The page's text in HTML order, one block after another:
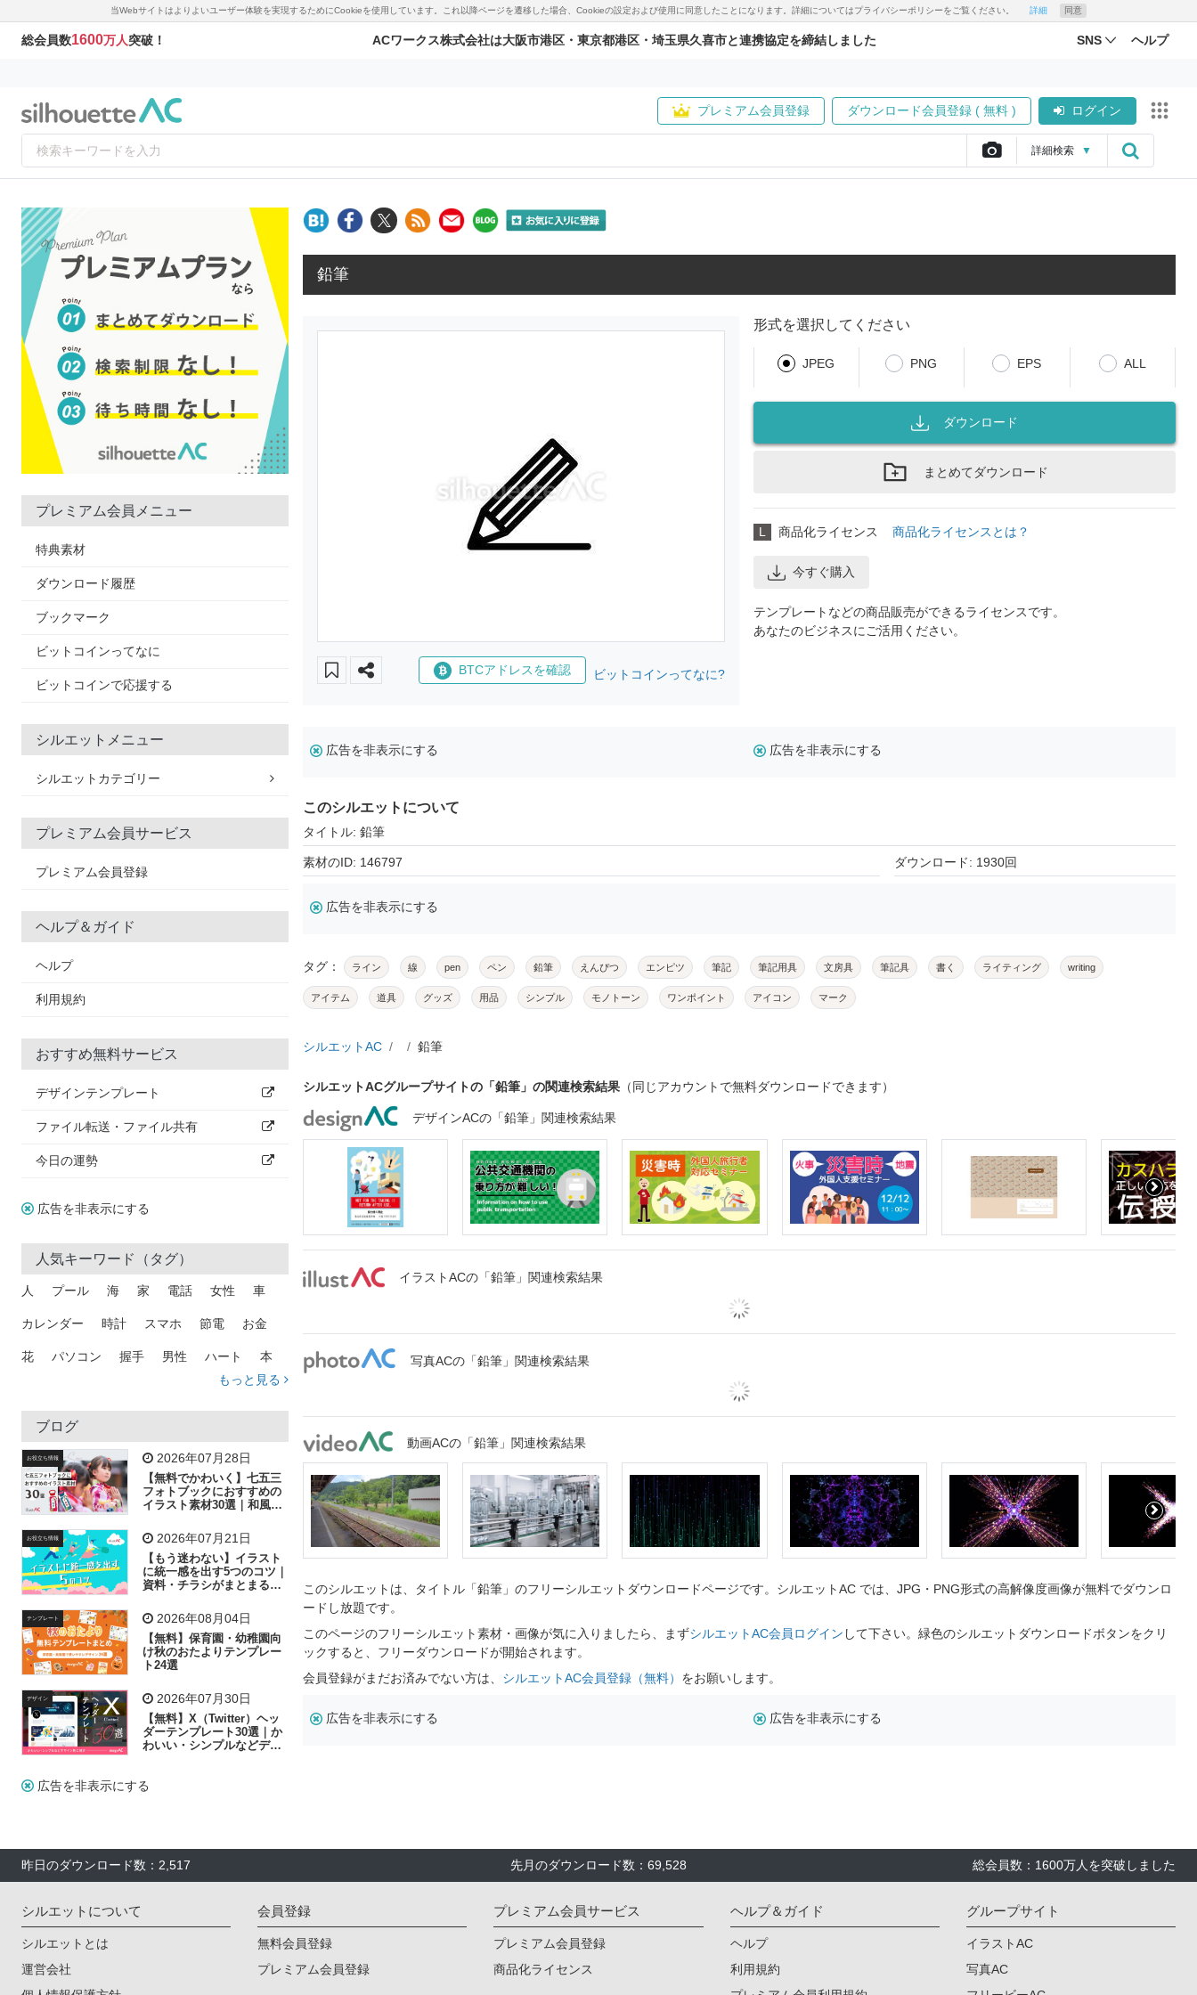
当Webサイトはよりよいユーザー体験を実現するためにCookieを使用しています。これ以降ページを遷移した場合、Cookieの設定および使用に同意したことになります。詳細についてはプライバシーポリシーをご覧ください。 詳細 同意
総会員数1600万人突破！ ACワークス株式会社は大阪市港区・東京都港区・埼玉県久喜市と連携協定を締結しました SNS ヘルプ
プレミアム会員登録 ダウンロード会員登録 ( 無料 ) ログイン
詳細検索 ▼
プレミアム会員メニュー
特典素材
ダウンロード履歴
ブックマーク
ビットコインってなに
ビットコインで応援する
シルエットメニュー
シルエットカテゴリー
プレミアム会員サービス
プレミアム会員登録
ヘルプ＆ガイド
ヘルプ
利用規約
おすすめ無料サービス
デザインテンプレート
ファイル転送・ファイル共有
今日の運勢
広告を非表示にする
人気キーワード（タグ）
人 プール 海 家 電話 女性 車
カレンダー 時計 スマホ 節電 お金
花 パソコン 握手 男性 ハート 本
トラック 木
吹き出し
飛行機 グラフ ビル 魚 家族 書類
歩く 工場 会社 太陽 キラキラ
子供 作業員 相談 ピクトグラム
もっと見る
ブログ
お役立ち情報 2026年07月28日
【無料でかわいく】七五三
フォトブックにおすすめの
イラスト素材30選｜和風の
お役立ち情報 2026年07月21日
【もう迷わない】イラスト
に統一感を出す5つのコツ｜
資料・チラシがまとまるフ
テンプレート 2026年08月04日
【無料】保育園・幼稚園向
け秋のおたよりテンプレー
ト24選
デザイン 2026年07月30日
【無料】X（Twitter）ヘッ
ダーテンプレート30選｜か
わいい・シンプルなどデザ
広告を非表示にする
鉛筆
BTCアドレスを確認 ビットコインってなに?
形式を選択してください
JPEG PNG EPS ALL
ダウンロード
まとめてダウンロード
L 商品化ライセンス 商品化ライセンスとは？
今すぐ購入
テンプレートなどの商品販売ができるライセンスです。
あなたのビジネスにご活用ください。
広告を非表示にする 広告を非表示にする
このシルエットについて
タイトル: 鉛筆
素材のID: 146797 ダウンロード: 1930回
広告を非表示にする
タグ： ライン 線 pen ペン 鉛筆 えんぴつ エンピツ 筆記 筆記用具 文房具 筆記具 書く ライティング writing
アイテム 道具 グッズ 用品 シンプル モノトーン ワンポイント アイコン マーク
シルエットAC 鉛筆
シルエットACグループサイトの「鉛筆」の関連検索結果 （同じアカウントで無料ダウンロードできます）
デザインACの「鉛筆」関連検索結果
イラストACの「鉛筆」関連検索結果
写真ACの「鉛筆」関連検索結果
動画ACの「鉛筆」関連検索結果
このシルエットは、タイトル「鉛筆」のフリーシルエットダウンロードページです。シルエットAC では、JPG・PNG形式の高解像度画像が無料でダウンロ
ードし放題です。
このページのフリーシルエット素材・画像が気に入りましたら、まずシルエットAC会員ログイン して下さい。緑色のシルエットダウンロードボタンをクリ
ックすると、フリーダウンロードが開始されます。
会員登録がまだお済みでない方は、 シルエットAC会員登録（無料） をお願いします。
広告を非表示にする 広告を非表示にする
昨日のダウンロード数：2,517 先月のダウンロード数：69,528 総会員数：1600万人を突破しました
シルエットについて
シルエットとは
運営会社
会員登録
無料会員登録
プレミアム会員登録
プレミアム会員サービス
プレミアム会員登録
商品化ライセンス
ヘルプ＆ガイド
ヘルプ
利用規約
グループサイト
イラストAC
写真AC